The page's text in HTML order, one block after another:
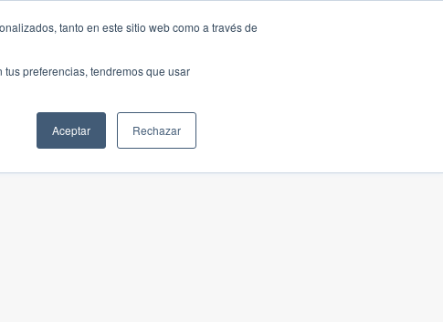
tanto en este sitio web como a través de
preferencias, tendremos que usar
Aceptar Rechazar